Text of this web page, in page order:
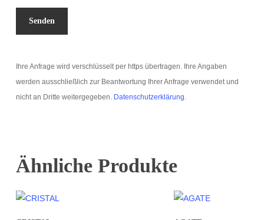
Ihre Anfrage wird verschlüsselt per https übertragen. Ihre Angaben
werden ausschließlich zur Beantwortung Ihrer Anfrage verwendet und
nicht an Dritte weitergegeben. Datenschutzerklärung.
Ähnliche Produkte